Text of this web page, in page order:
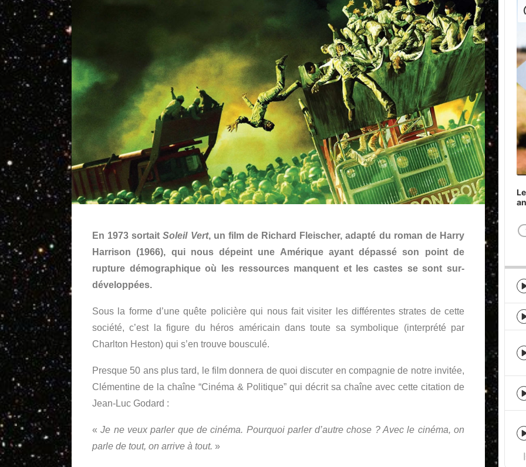
En 1973 sortaitSoleil Vert, un film de Richard Fleischer, adapté du roman de Harry
Harrison (1966), qui nous dépeint une Amérique ayant dépassé son point de
rupture démographique où les ressources manquent et les castes se sont sur-
développées.
Sous la forme d’une quête policière qui nous fait visiter les différentes strates de cette
société, c’est la figure du héros américain dans toute sa symbolique (interprété par
Charlton Heston) qui s’en trouve bousculé.
Presque 50 ans plus tard, le film donnera de quoi discuter en compagnie de notre invitée,
Clémentine de la chaîne “Cinéma & Politique” qui décrit sa chaîne avec cette citation de
Jean-Luc Godard :
«Je ne veux parler que de cinéma. Pourquoi parler d’autre chose ? Avec le cinéma, on
parle de tout, on arrive à tout. »